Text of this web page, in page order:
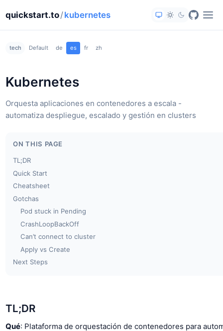
quickstart.to/kubernetes
tech Default de es fr zh
Kubernetes
Orquesta aplicaciones en contenedores a escala -
automatiza despliegue, escalado y gestión en clusters
ON THIS PAGE
TL;DR
Quick Start
Cheatsheet
Gotchas
Pod stuck in Pending
CrashLoopBackOff
Can’t connect to cluster
Apply vs Create
Next Steps
TL;DR
Qué: Plataforma de orquestación de contenedores para